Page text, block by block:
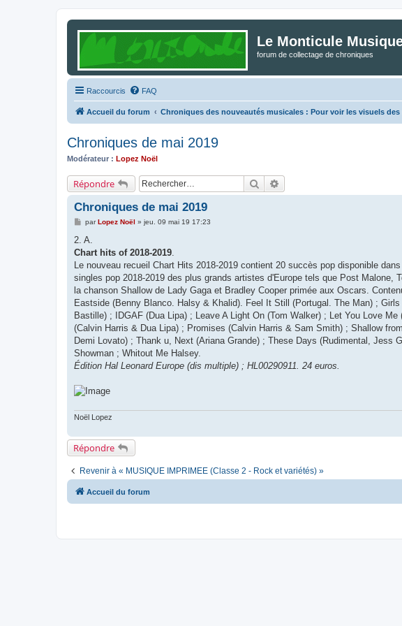
Le Monticule
forum de collectage de chroniques
Raccourcis FAQ
Accueil du forum Chroniques des nouveautés musicales : Pour voir les visuels
Chroniques de mai 2019
Modérateur : Lopez Noël
Répondre Rechercher
Chroniques de mai 2019
M
s
a
g
parLopez Noël » jeu. 09 mai 19 17:23
2. A.
Chart hits of 2018-2019
Le nouveau recueil Chart Hits 2018-2019 contient 20 succès pop disponible
singles pop 2018-2019 des plus grands artistes d'Europe tels que Post Malone,
la chanson Shallow de Lady Gaga et Bradley Cooper primée aux Oscars.
Eastside (Benny Blanco. Halsy & Khalid). Feel It Still (Portugal. The Man) ;
Bastille) ; IDGAF (Dua Lipa) ; Leave A Light On (Tom Walker) ; Let You Love
(Calvin Harris & Dua Lipa) ; Promises (Calvin Harris & Sam Smith) ; Shallow
Demi Lovato) ; Thank u, Next (Ariana Grande) ; These Days (Rudimental,
Showman ; Whitout Me Halsey.
Édition Hal Leonard Europe (dis multiple) ; HL00290911. 24 euros.
Noël Lopez
Répondre
Revenir à « MUSIQUE IMPRIMEE (Classe 2 - Rock et variétés) »
Accueil du forum